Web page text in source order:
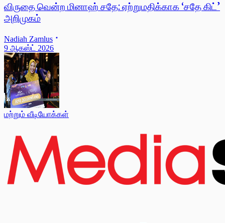
விருதை வென்ற மினாஹ் சதே: ஏற்றுமதிக்காக ‘சதே கிட்’
அறிமுகம்
Nadiah Zamlus
9 ஆகஸ்ட் 2026
மற்றும் வீடியோக்கள்